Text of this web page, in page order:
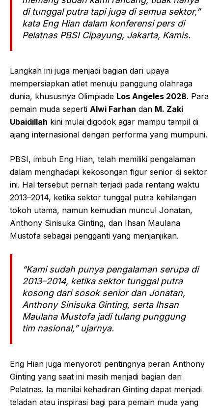
di tunggal putra tapi juga di semua sektor,”
kata Eng Hian dalam konferensi pers di
Pelatnas PBSI Cipayung, Jakarta, Kamis.
Langkah ini juga menjadi bagian dari upaya
mempersiapkan atlet menuju panggung olahraga
dunia, khususnya Olimpiade Los Angeles 2028. Para
pemain muda seperti Alwi Farhan dan M. Zaki
Ubaidillah kini mulai digodok agar mampu tampil di
ajang internasional dengan performa yang mumpuni.
PBSI, imbuh Eng Hian, telah memiliki pengalaman
dalam menghadapi kekosongan figur senior di sektor
ini. Hal tersebut pernah terjadi pada rentang waktu
2013–2014, ketika sektor tunggal putra kehilangan
tokoh utama, namun kemudian muncul Jonatan,
Anthony Sinisuka Ginting, dan Ihsan Maulana
Mustofa sebagai pengganti yang menjanjikan.
“Kami sudah punya pengalaman serupa di
2013–2014, ketika sektor tunggal putra
kosong dari sosok senior dan Jonatan,
Anthony Sinisuka Ginting, serta Ihsan
Maulana Mustofa jadi tulang punggung
tim nasional,” ujarnya.
Eng Hian juga menyoroti pentingnya peran Anthony
Ginting yang saat ini masih menjadi bagian dari
Pelatnas. Ia menilai kehadiran Ginting dapat menjadi
teladan atau inspirasi bagi para pemain muda yang